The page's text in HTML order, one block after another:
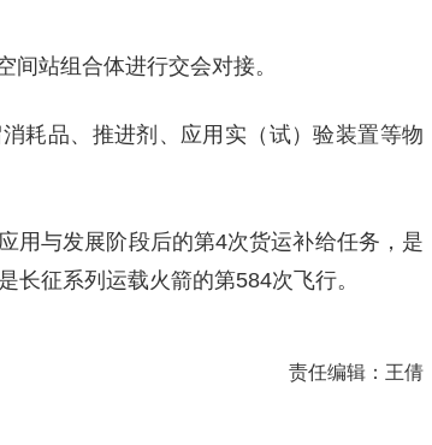
间站组合体进行交会对接。
耗品、推进剂、应用实（试）验装置等物
用与发展阶段后的第4次货运补给任务，是
长征系列运载火箭的第584次飞行。
责任编辑：王倩